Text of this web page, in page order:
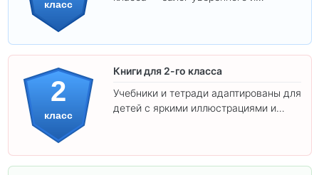
класс
2
класс
Книги для 2-го класса
Учебники и тетради адаптированы для
детей с яркими иллюстрациями и